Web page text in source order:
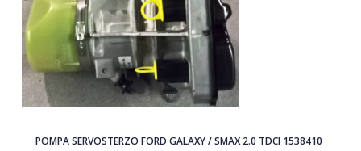
POMPA SERVOSTERZO FORD GALAXY / SMAX 2.0 TDCI 1538410